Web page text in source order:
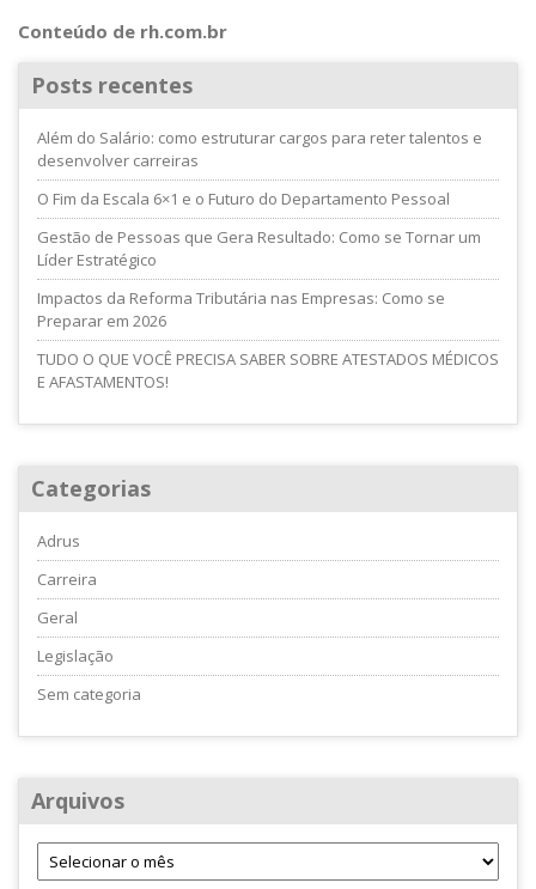
Conteúdo de rh.com.br
Posts recentes
Além do Salário: como estruturar cargos para reter talentos e
desenvolver carreiras
O Fim da Escala 6×1 e o Futuro do Departamento Pessoal
Gestão de Pessoas que Gera Resultado: Como se Tornar um
Líder Estratégico
Impactos da Reforma Tributária nas Empresas: Como se
Preparar em 2026
TUDO O QUE VOCÊ PRECISA SABER SOBRE ATESTADOS MÉDICOS
E AFASTAMENTOS!
Categorias
Adrus
Carreira
Geral
Legislação
Sem categoria
Arquivos